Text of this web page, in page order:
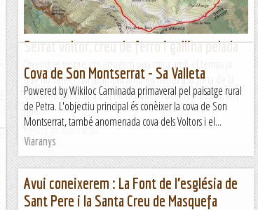
Serrat voltor, creu de ferro i gallina pelada
Divendres vespre ens arrugem una mica amb el temps ja
que no veiem clar acampar amb les nenes a la zona de la
Cerdanya francesa si a la nit hi poden haver tempestes, així
que...
Relats de muntanya
Cova de Son Montserrat - Sa Valleta
Powered by Wikiloc Caminada primaveral pel paisatge rural
de Petra. L'objectiu principal és conèixer la cova de Son
Montserrat, també anomenada cova dels Voltors i el...
Viaranys
Avui coneixerem : La Font de l’església de
Sant Pere i la Santa Creu de Masquefa